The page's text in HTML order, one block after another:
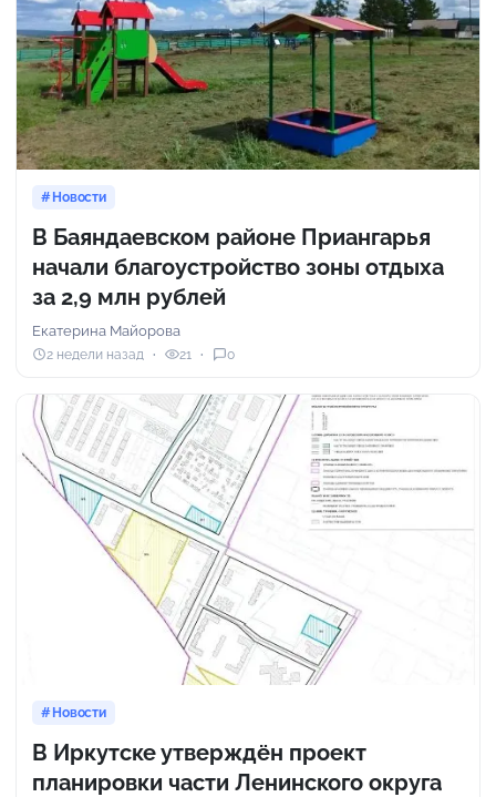
Новости
В Баяндаевском районе Приангарья
начали благоустройство зоны отдыха
за 2,9 млн рублей
Екатерина Майорова
2 недели назад 21 0
Новости
В Иркутске утверждён проект
планировки части Ленинского округа